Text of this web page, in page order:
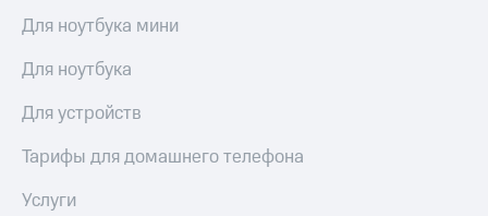
КИОН
Строки
Live
Гудок
Мой
Деньги
Накопления
Откладывайте
и получайте
Для ноутбука мини
Для ноутбука
Для устройств
Тарифы для домашнего телефона
Услуги